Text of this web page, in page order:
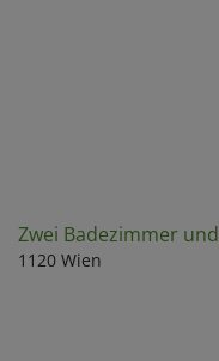
Zwei Badezimmer
1120 Wien